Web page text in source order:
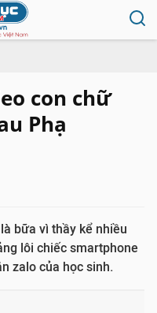
con chữ
Phạ
bữa vì thầy kể nhiều
lôi chiếc smartphone
zalo của học sinh.